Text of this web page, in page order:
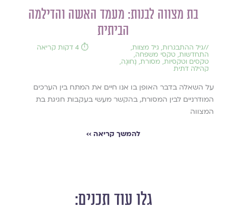
בת מצווה לבנות: מעמד האשה והדילמה
הביתית
//גיל ההתבגרות, גיל מצוות,
התחדשות, טקסי משפחה,
טקסים וטקסיות, מסורת, נָחוּגָה,
קהילה דתית
⏱️ 4 דקות קריאה
על השאלה בדבר האופן בו אנו חיים את המתח בין הערכים
המודרניים לבין המסורת, בהקשר מעשי בעקבות חגיגת בת
המצווה
להמשך קריאה ››
גלו עוד תכנים: